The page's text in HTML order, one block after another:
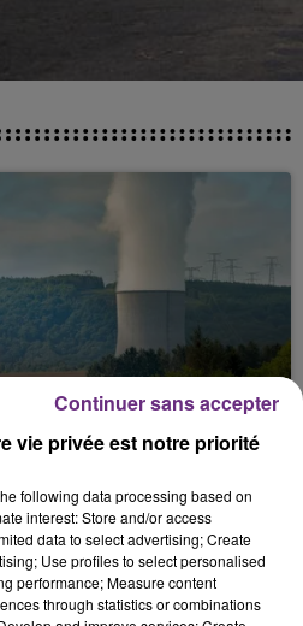
DE CHOOZ
que la centrale
à l'arrêt. Une situation
intense qui est toujours
vie privée est notre priorité
following data processing based on
interest: Store and/or access
data to select advertising; Create
Use profiles to select personalised
performance; Measure content
through statistics or combinations
Continuer sans accepter